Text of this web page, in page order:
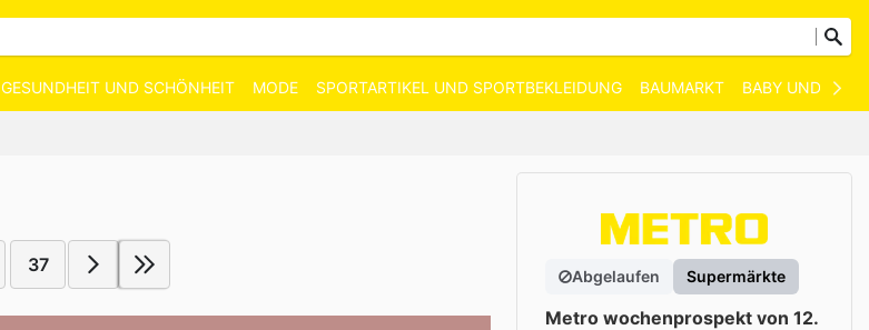
GESUNDHEIT UND SCHÖNHEIT MODE SPORTARTIKEL UND SPORTBEKLEIDUNG BAUMARKT BABY UND KIND
37
Abgelaufen Supermärkte
Metro wochenprospekt von 12.